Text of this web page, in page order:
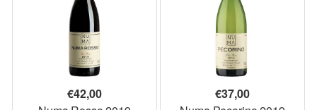
€42,00
€37,00